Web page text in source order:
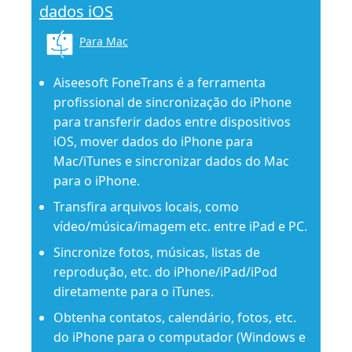
dados iOS
Para Mac
Aiseesoft FoneTrans é a ferramenta
profissional de sincronização do iPhone
para transferir dados entre dispositivos
iOS, mover dados do iPhone para
Mac/iTunes e sincronizar dados do Mac
para o iPhone.
Transfira arquivos locais, como
vídeo/música/imagem etc. entre iPad e PC.
Sincronize fotos, músicas, listas de
reprodução, etc. do iPhone/iPad/iPod
diretamente para o iTunes.
Obtenha contatos, calendário, fotos, etc.
do iPhone para o computador (Windows e